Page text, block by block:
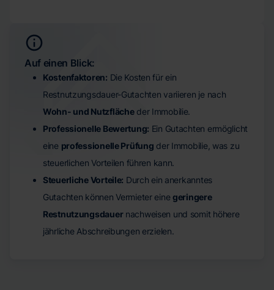
Auf einen Blick:
Kostenfaktoren: Die Kosten für ein
Restnutzungsdauer-Gutachten variieren je nach
Wohn- und Nutzflächeder Immobilie.
Professionelle Bewertung: Ein Gutachten ermöglicht
eine professionelle Prüfung der Immobilie, was zu
steuerlichen Vorteilen führen kann.
Steuerliche Vorteile: Durch ein anerkanntes
Gutachten können Vermieter einegeringere
Restnutzungsdauernachweisen und somit höhere
jährliche Abschreibungen erzielen.